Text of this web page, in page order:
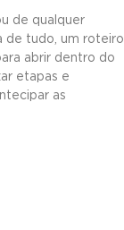
de qualquer
de tudo, um roteiro
abrir dentro do
etapas e
as